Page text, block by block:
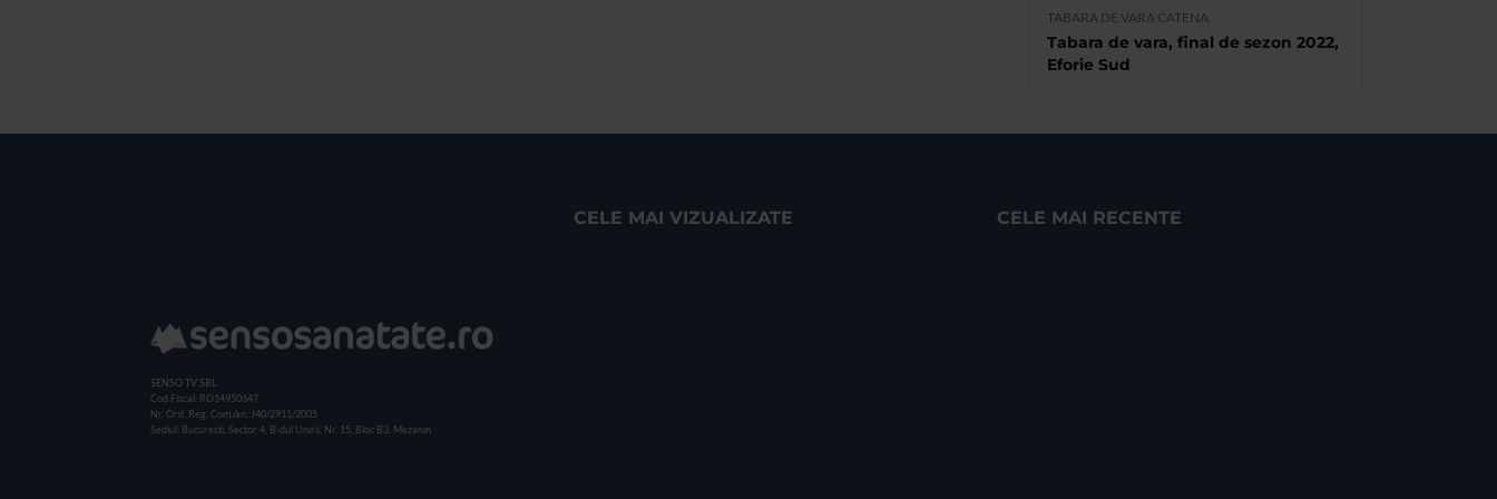
TABARA DE VARA CATENA
Tabara de vara, final de sezon 2022,
Eforie Sud
SENSO TV SRL
Cod Fiscal: RO14950647
Nr. Ord. Reg. Com./an: J40/2911/2005
Sediul: Bucuresti, Sector 4, B-dul Unirii, Nr. 15, Bloc B3, Mezanin
CELE MAI VIZUALIZATE CELE MAI RECENTE